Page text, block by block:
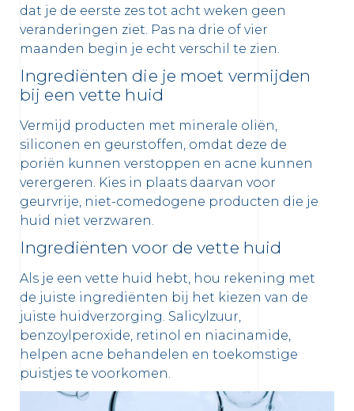
dat je de eerste zes tot acht weken geen
veranderingen ziet. Pas na drie of vier
maanden begin je echt verschil te zien.
Ingrediënten die je moet vermijden
bij een vette huid
Vermijd producten met minerale oliën,
siliconen en geurstoffen, omdat deze de
poriën kunnen verstoppen en acne kunnen
verergeren. Kies in plaats daarvan voor
geurvrije, niet-comedogene producten die je
huid niet verzwaren.
Ingrediënten voor de vette huid
Als je een vette huid hebt, hou rekening met
de juiste ingrediënten bij het kiezen van de
juiste huidverzorging. Salicylzuur,
benzoylperoxide, retinol en niacinamide,
helpen acne behandelen en toekomstige
puistjes te voorkomen.